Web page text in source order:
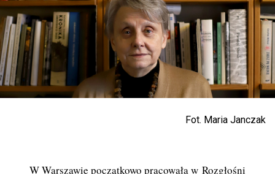
Fot. Maria Janczak
W Warszawie początkowo pracowała w Rozgłośni